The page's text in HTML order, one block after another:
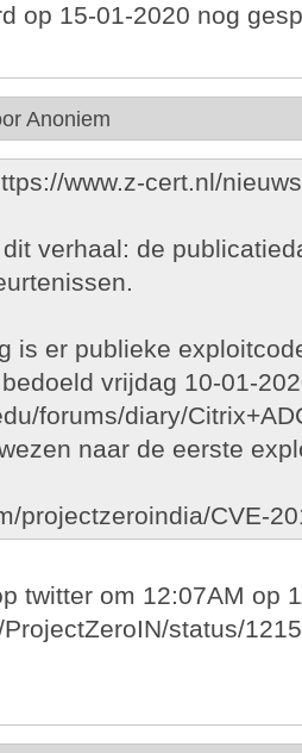
op 15-01-2020 nog
Anoniem
www.z-cert.nl/
verhaal: de
is er publieke
vrijdag 10-01-
forums/diary/
naar de eerste
projectzeroindia/CVE-
twitter om 12:07AM op
status/